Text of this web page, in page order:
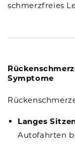
schmerzfreies
Symptome
Langes
Autofahrten